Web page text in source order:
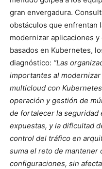
gran envergadura.
obstáculos que enfrentan
modernizar aplicaciones
basados en Kubernetes,
diagnóstico: “Las
importantes al
multicloud con
operación y gestión de
de fortalecer la seguridad
expuestas, y la dificultad
control del tráfico en
suma el reto de mantener
configuraciones, sin